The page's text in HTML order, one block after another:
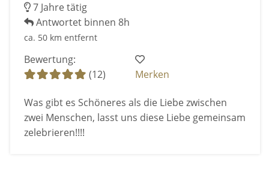
7 Jahre tätig
Antwortet binnen 8h
ca. 50 km entfernt
Bewertung:
(12)
Merken
Was gibt es Schöneres als die Liebe zwischen
zwei Menschen, lasst uns diese Liebe gemeinsam
zelebrieren!!!!